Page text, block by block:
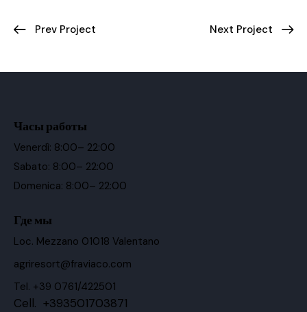
Prev Project Next Project
Часы работы
Venerdì: 8:00– 22:00
Sabato: 8:00– 22:00
Domenica: 8:00– 22:00
Где мы
Loc. Mezzano 01018 Valentano
agriresort@fraviaco.com
Tel. +39 0761/422501
Cell. +393501703871